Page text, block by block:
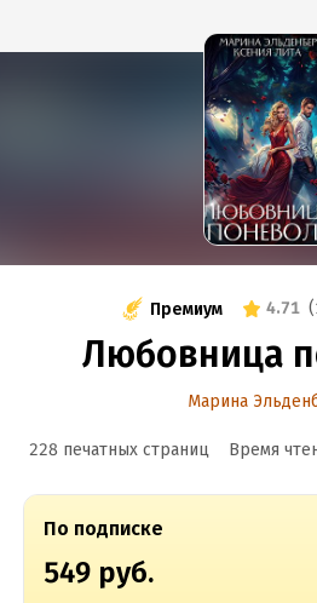
Премиум 4.71 (
Любовница
Марина
228 печатных страниц Время
По подписке
549 руб.